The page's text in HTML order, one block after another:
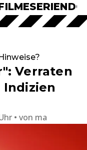
SERIEN
Verraten
Indizien
von ma